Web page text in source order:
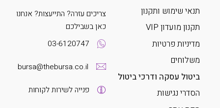
תנאי שימוש ותקנון
תקנון מועדון VIP
מדיניות פרטיות
משלוחים
ביטול עסקה ודרכי ביטול
הסדרי נגישות
צריכים עזרה? התייעצות? אנחנו
כאן בשבילכם
03-6120747
bursa@thebursa.co.il
פנייה לשירות לקוחות